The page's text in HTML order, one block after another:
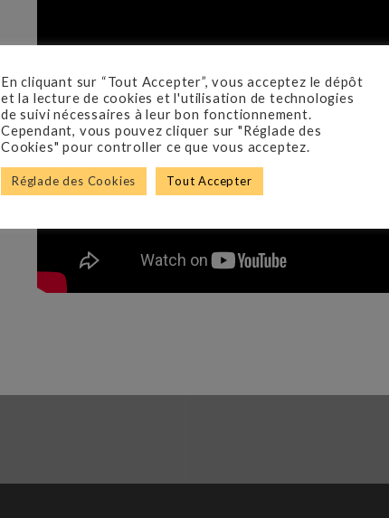
En cliquant sur “Tout Accepter”, vous acceptez le dépôt
et la lecture de cookies et l'utilisation de technologies
de suivi nécessaires à leur bon fonctionnement.
Cependant, vous pouvez cliquer sur "Réglade des
Cookies" pour controller ce que vous acceptez.
Réglade des Cookies Tout Accepter